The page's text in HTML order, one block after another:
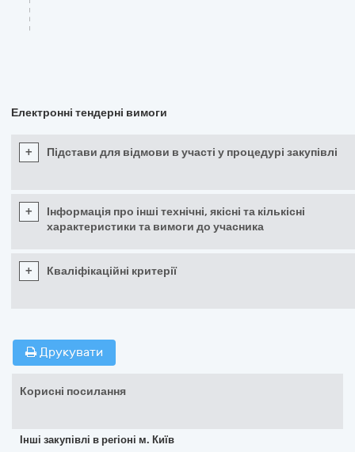
Електронні тендерні вимоги
+ Підстави для відмови в участі у процедурі закупівлі
+
Інформація про інші технічні, якісні та кількісні
характеристики та вимоги до учасника
+ Кваліфікаційні критерії
Друкувати
Корисні посилання
Інші закупівлі в регіоні м. Київ